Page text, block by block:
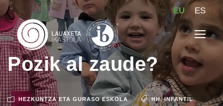
EU ES
Pozik al zaude?
HEZKUNTZA ETA GURASO ESKOLA HH, INFANTIL